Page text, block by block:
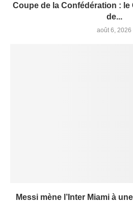
Coupe de la Confédération : le
de...
août 6, 2026
Messi mène l’Inter Miami à